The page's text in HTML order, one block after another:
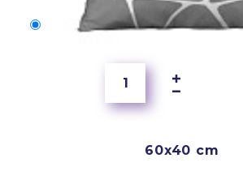
40x40 cm
60x40 cm